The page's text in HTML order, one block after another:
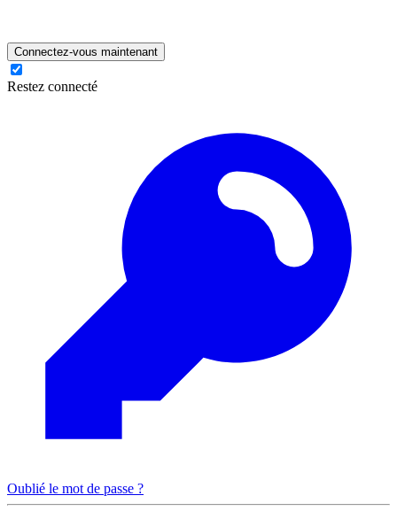
Connectez-vous maintenant
Restez connecté
Oublié le mot de passe ?